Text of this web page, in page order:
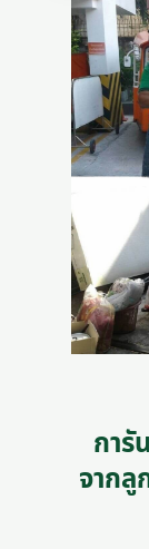
การั
จากลู